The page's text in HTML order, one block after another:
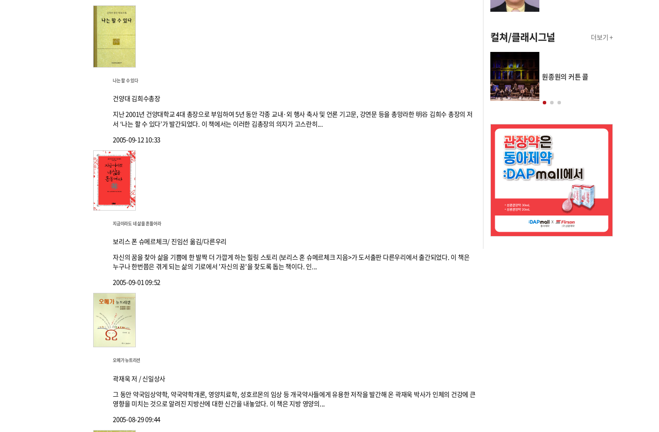
나는 할 수 있다
건양대 김희수총장
지난 2001년 건양대학교 4대 총장으로 부임하여 5년 동안 각종 교내·외 행사 축사 및 언론 기고문, 강연문 등을 총망라한 明谷 김희수 총장의 저
서 ‘나는 할 수 있다’가 발간되었다. 이 책에서는 이러한 김총장의 의지가 고스란히...
2005-09-12 10:33
지금이라도 네 삶을 흔들어라
보리스 폰 슈메르체크/ 진임선 옮김/다른우리
자신의 꿈을 찾아 삶을 기쁨에 한 발짝 더 가깝게 하는 힐링 스토리 (보리스 혼 슈메르체크 지음>가 도서출판 다른우리에서 출간되었다. 이 책은
누구나 한번쯤은 겪게 되는 삶의 기로에서 '자신의 꿈'을 찾도록 돕는 책이다. 인...
2005-09-01 09:52
오메가 뉴트리션
곽재욱 저 / 신일상사
그 동안 약국임상약학, 약국약학개론, 영양치료학, 성호르몬의 임상 등 개국약사들에게 유용한 저작을 발간해 온 곽재욱 박사가 인체의 건강에 큰
영향을 미치는 것으로 알려진 지방산에 대한 신간을 내놓았다. 이 책은 지방 영양의...
2005-08-29 09:44
컬쳐/클래시그널 더보기 +
원종원의 커튼 콜